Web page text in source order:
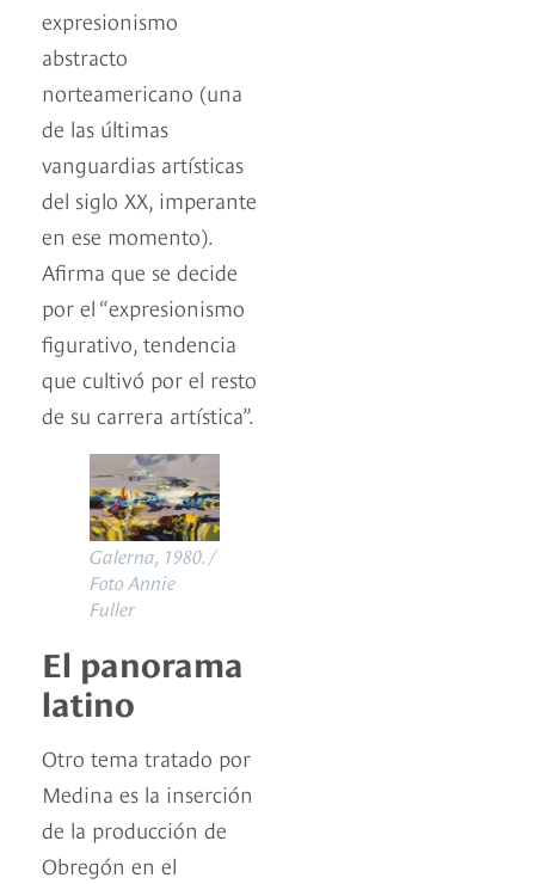
expresionismo
abstracto
norteamericano (una
de las últimas
vanguardias artísticas
del siglo XX, imperante
en ese momento).
Afirma que se decide
por el “expresionismo
figurativo, tendencia
que cultivó por el resto
de su carrera artística”.
Galerna, 1980. /
Foto Annie
Fuller
El panorama
latino
Otro tema tratado por
Medina es la inserción
de la producción de
Obregón en el